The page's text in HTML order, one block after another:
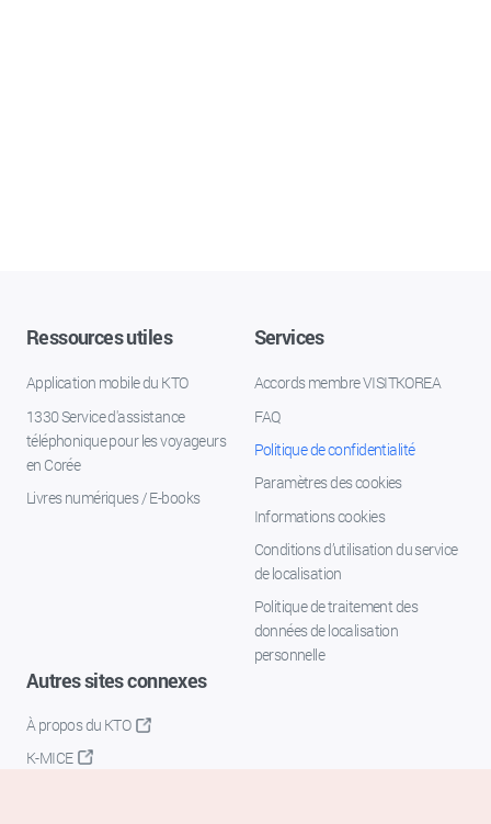
Ressources utiles
Application mobile du KTO
1330 Service d'assistance
téléphonique pour les voyageurs
en Corée
Livres numériques / E-books
Services
Accords membre VISITKOREA
FAQ
Politique de confidentialité
Paramètres des cookies
Informations cookies
Conditions d’utilisation du service
de localisation
Politique de traitement des
données de localisation
personnelle
Autres sites connexes
À propos du KTO
K-MICE